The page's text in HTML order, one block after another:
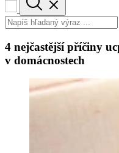
4 nejčastější příčiny
v domácnostech